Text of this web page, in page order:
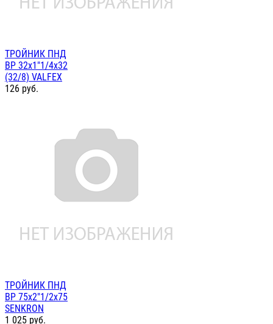
ТРОЙНИК ПНД
ВР 32х1"1/4х32
(32/8) VALFEX
126 руб.
ТРОЙНИК ПНД
ВР 75х2"1/2х75
SENKRON
1 025 руб.